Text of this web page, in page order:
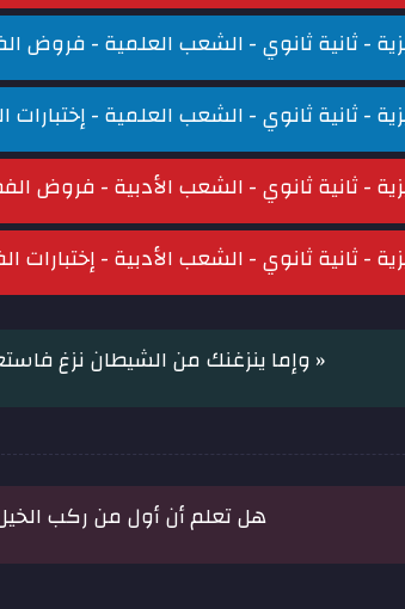
- ثانية ثانوي - الشعب العلمية - فروض
- ثانية ثانوي - الشعب العلمية - إختبارات
- ثانية ثانوي - الشعب الأدبية - فروض
- ثانية ثانوي - الشعب الأدبية - إختبارات
« وإما ينزغنك من الشيطان نزغ
هل تعلم أن أول من ركب